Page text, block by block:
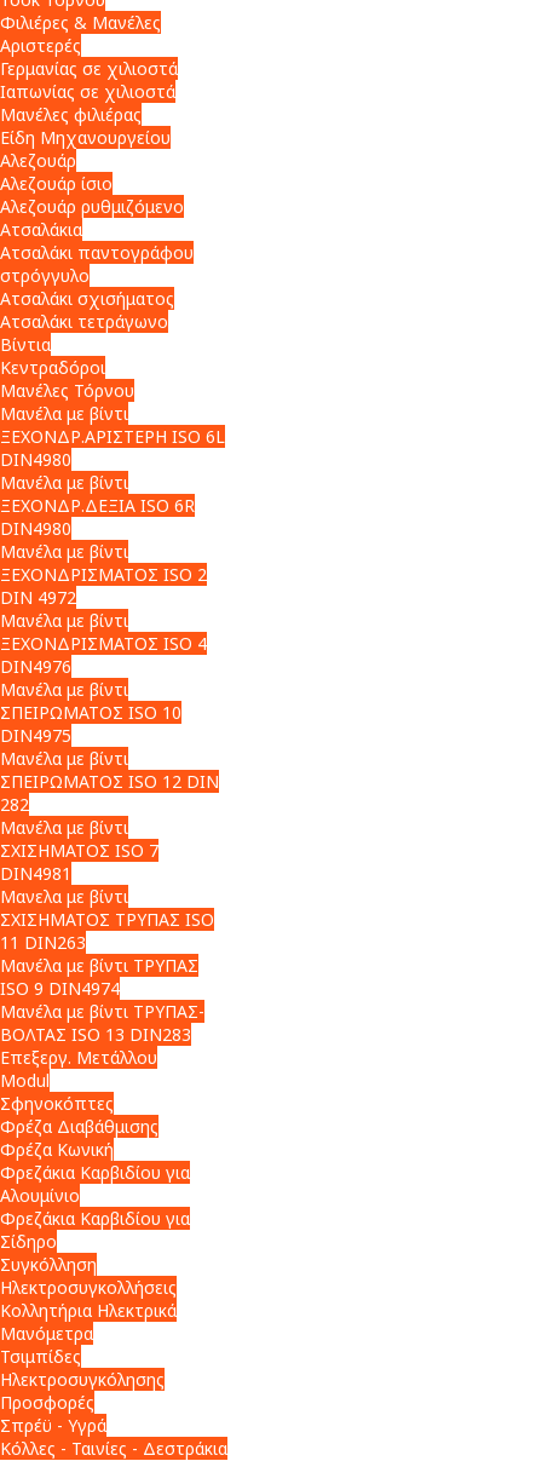
Φιλιέρες & Μανέλες
Αριστερές
Γερμανίας σε χιλιοστά
Ιαπωνίας σε χιλιοστά
Μανέλες φιλιέρας
Είδη Μηχανουργείου
Αλεζουάρ
Αλεζουάρ ίσιο
Αλεζουάρ ρυθμιζόμενο
Ατσαλάκια
Ατσαλάκι παντογράφου
στρόγγυλο
Ατσαλάκι σχισήματος
Ατσαλάκι τετράγωνο
Βίντια
Κεντραδόροι
Μανέλες Τόρνου
Μανέλα με βίντι
ΞΕΧΟΝΔΡ.ΑΡΙΣΤΕΡΗ ISO 6L
DIN4980
Μανέλα με βίντι
ΞΕΧΟΝΔΡ.ΔΕΞΙΑ ISO 6R
DIN4980
Μανέλα με βίντι
ΞΕΧΟΝΔΡΙΣΜΑΤΟΣ ISO 2
DIN 4972
Μανέλα με βίντι
ΞΕΧΟΝΔΡΙΣΜΑΤΟΣ ISO 4
DIN4976
Μανέλα με βίντι
ΣΠΕΙΡΩΜΑΤΟΣ ISO 10
DIN4975
Μανέλα με βίντι
ΣΠΕΙΡΩΜΑΤΟΣ ISO 12 DIN
282
Μανέλα με βίντι
ΣΧΙΣΗΜΑΤΟΣ ISO 7
DIN4981
Μανελα με βίντι
ΣΧΙΣΗΜΑΤΟΣ ΤΡΥΠΑΣ ISO
11 DIN263
Μανέλα με βίντι ΤΡΥΠΑΣ
ISO 9 DIN4974
Μανέλα με βίντι ΤΡΥΠΑΣ-
ΒΟΛΤΑΣ ISO 13 DIN283
Επεξεργ. Μετάλλου
Modul
Σφηνοκόπτες
Φρέζα Διαβάθμισης
Φρέζα Κωνική
Φρεζάκια Καρβιδίου για
Αλουμίνιο
Φρεζάκια Καρβιδίου για
Σίδηρο
Συγκόλληση
Ηλεκτροσυγκολλήσεις
Κολλητήρια Ηλεκτρικά
Μανόμετρα
Τσιμπίδες
Ηλεκτροσυγκόλησης
Προσφορές
Σπρέϋ - Υγρά
Κόλλες - Ταινίες - Δεστράκια